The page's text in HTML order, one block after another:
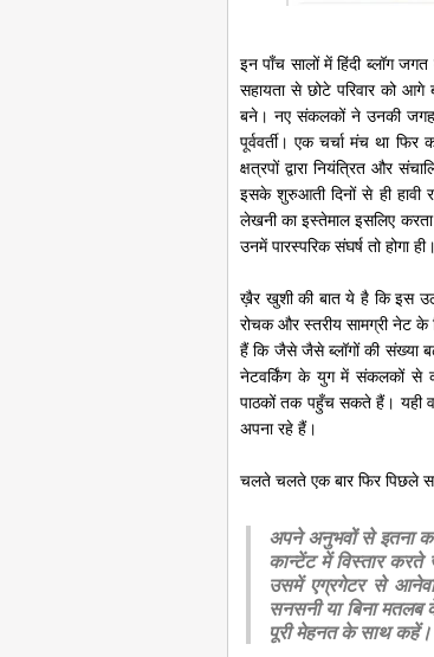
इन पाँच सालों में हिंदी ब्लॉग
सहायता से छोटे परिवार को
बने। नए संकलकों ने उनकी
पूर्ववर्ती। एक चर्चा मंच था
क्षत्रपों द्वारा नियंत्रित और
इसके शुरुआती दिनों से ही हावी
लेखनी का इस्तेमाल इसलिए
उनमें पारस्परिक संघर्ष तो होगा ही।
ख़ैर खुशी की बात ये है कि इस
रोचक और स्तरीय सामग्री नेट
हैं कि जैसे जैसे ब्लॉगों की संख्या
नेटवर्किंग के युग में संकलकों से
पाठकों तक पहुँच सकते हैं। यही
अपना रहे हैं।
चलते चलते एक बार फिर पिछले
अपने अनुभवों से इतना
कान्टेंट में विस्तार करते
उसमें एग्रगेटर से
सनसनी या बिना
पूरी मेहनत के साथ कहें।